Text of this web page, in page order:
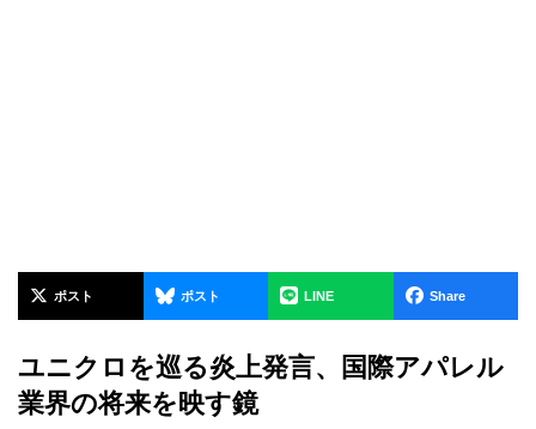
ポスト ポスト LINE Share
ユニクロを巡る炎上発言、国際アパレル
業界の将来を映す鏡